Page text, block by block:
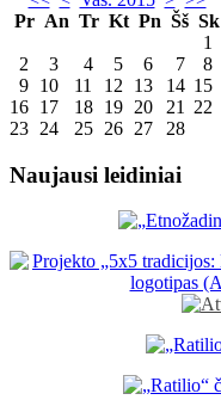
Pr An Tr Kt Pn Šš Sk
1
2
3 4 5 6 7
8
9 10 11 12 13 14 15
16 17 18 19 20 21
22
23 24 25 26 27 28
Naujausi leidiniai